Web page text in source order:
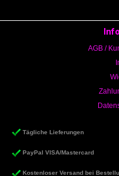
AGB /
Tägliche Lieferungen
PayPal VISA/Mastercard
Kostenloser Versand bei